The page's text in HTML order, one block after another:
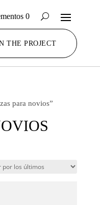
0
THE PROJECT
para novios”